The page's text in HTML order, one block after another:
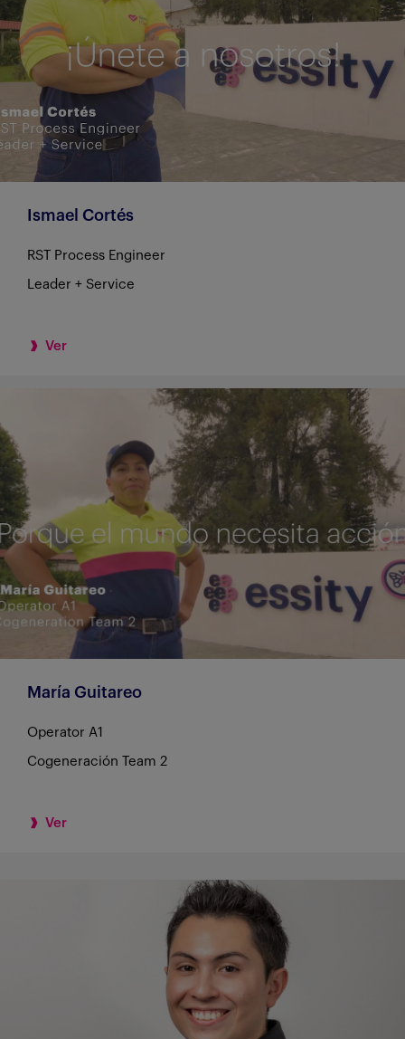
Ismael Cortés
RST Process Engineer
Leader + Service
Ver
María Guitareo
Operator A1
Cogeneración Team 2
Ver